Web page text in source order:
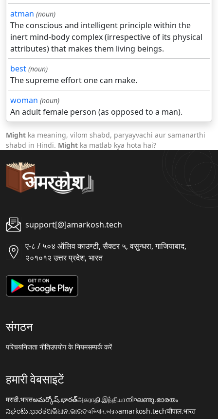
atman (noun)
The conscious and intelligent principle within the
inert mind-body complex (irrespective of its physical
attributes) that makes them living beings.
best (noun)
The supreme effort one can make.
woman (noun)
An adult female person (as opposed to a man).
Might ka meaning, vilom shabd, paryayvachi aur samanarthi
shabd in Hindi. Might ka matlab kya hota hai?
support[@]amarkosh.tech
ए-८ / ५०४ ऑलिव काउण्टी, सैक्टर ५, वसुन्धरा, गाजियाबाद,
२०१०१२ उत्तर प्रदेश, भारत
संगठन
परिचयनिजता नीतिउपयोग के नियमसम्पर्क करें
हमारी वेबसाइटें
मराठी.भारतఅమర్కోష్.భారత్அகராதி.இந்தியாനിഘണ്ടു.ഭാരതം
ನಿಘಂಟು.ಭಾರತଅଭିଧାନ.ଭାରତঅভিধান.ভারতamarkosh.techचौपाल.भारत